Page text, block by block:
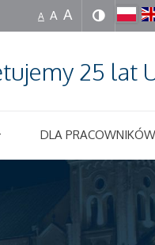
A A A
25 lat
DLA PRACOWNIKÓW